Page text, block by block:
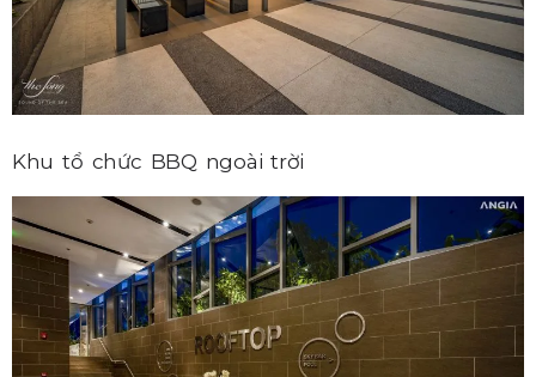
Khu tổ chức BBQ ngoài trời